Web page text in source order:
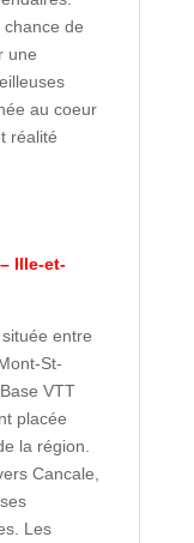
chance de
une
au coeur
réalité
Ille-et-
entre
St-
VTT
placée
la région.
Cancale,
Les